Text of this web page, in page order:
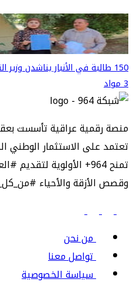
150 طالبة في الأنبار يناشدن
3 مواد
منصة رقمية عراقية تأسست
تعتمد على الاستثمار الوطني
تمنح 964+ الأولوية
وقصص الأزقة والأحياء
من نحن
تواصل معنا
سياسة الخصوصية